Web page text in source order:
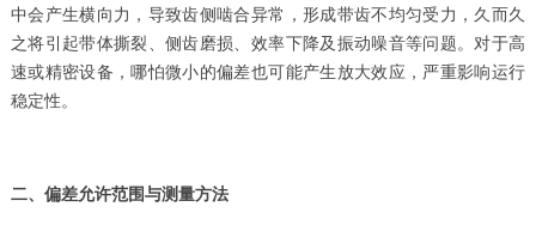
中会产生横向力，导致齿侧啮合异常，形成带齿不均匀受力，久而久
之将引起带体撕裂、侧齿磨损、效率下降及振动噪音等问题。对于高
速或精密设备，哪怕微小的偏差也可能产生放大效应，严重影响运行
稳定性。
二、偏差允许范围与测量方法